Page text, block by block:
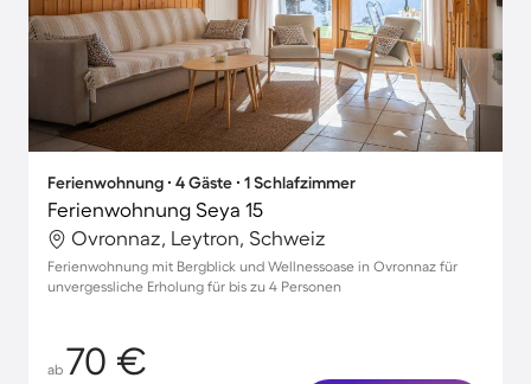
Ferienwohnung ∙ 4 Gäste ∙ 1 Schlafzimmer
Ferienwohnung Seya 15
Ovronnaz, Leytron, Schweiz
Ferienwohnung mit Bergblick und Wellnessoase in Ovronnaz für
unvergessliche Erholung für bis zu 4 Personen
ab 70 €